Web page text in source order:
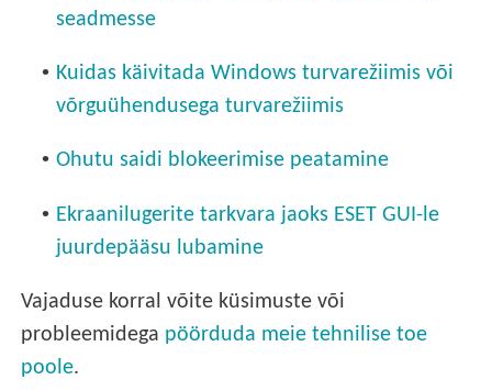
seadmesse
• Kuidas käivitada Windows turvarežiimis või
võrguühendusega turvarežiimis
• Ohutu saidi blokeerimise peatamine
• Ekraanilugerite tarkvara jaoks ESET GUI-le
juurdepääsu lubamine
Vajaduse korral võite küsimuste või
probleemidega pöörduda meie tehnilise toe
poole.